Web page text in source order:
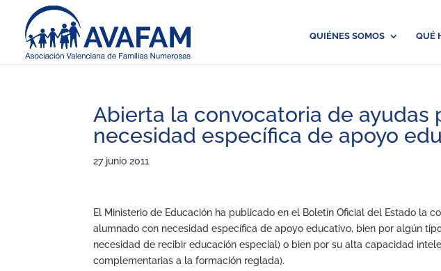
QUIÉNES SOMOS QUÉ
Abierta la convocatoria de ayudas
necesidad específica de apoyo
27 junio 2011
El Ministerio de Educación ha publicado en el Boletín Oficial del Estado la
alumnado con necesidad específica de apoyo educativo, bien por algún
necesidad de recibir educación especial) o bien por su alta capacidad
complementarias a la formación reglada).